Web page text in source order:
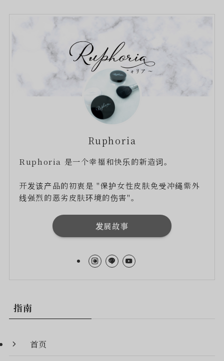
Ruphoria
Ruphoria 是一个幸福和快乐的新造词。
开发该产品的初衷是 "保护女性皮肤免受冲绳紫外
线强烈的恶劣皮肤环境的伤害"。
发展故事
指南
首页